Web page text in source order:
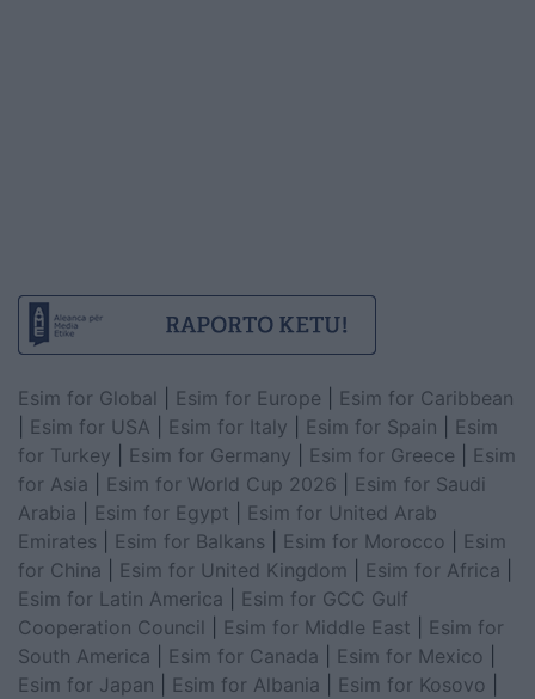
Esim for Global Esim for Europe
Esim for Caribbean
Esim for USA Esim for Italy Esim for Spain
Esim
for Turkey
Esim for Germany Esim for Greece
Esim
for Asia
Esim for World Cup 2026
Esim for Saudi
Arabia
Esim for Egypt
Esim for United Arab
Emirates
Esim for Balkans Esim for Morocco
Esim
for China
Esim for United Kingdom Esim for Africa
Esim for Latin America
Esim for GCC Gulf
Cooperation Council
Esim for Middle East
Esim for
South America
Esim for Canada Esim for Mexico
Esim for Japan
Esim for Albania Esim for Kosovo